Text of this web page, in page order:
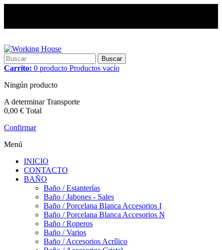
Buscar
Carrito: 0 producto Productos vacío
Ningún producto
A determinarTransporte
0,00 € Total
Confirmar
Menú
INICIO
CONTACTO
BAÑO
Baño / Estanterías
Baño / Jabones - Sales
Baño / Porcelana Blanca Accesorios I
Baño / Porcelana Blanca Accesorios N
Baño / Roperos
Baño / Varios
Baño / Accesorios Acrílico